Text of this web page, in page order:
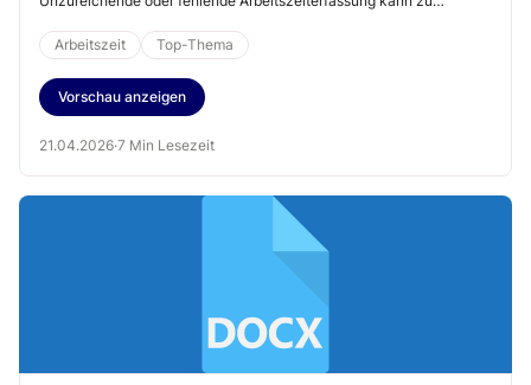
Höchstarbeitszeiten führen – Risiken, die für schwerbehinderte
Mitarbeitende besonders gravierend sein können.
Arbeitszeit Top-Thema
Vorschau anzeigen
21.04.2026·7 Min Lesezeit